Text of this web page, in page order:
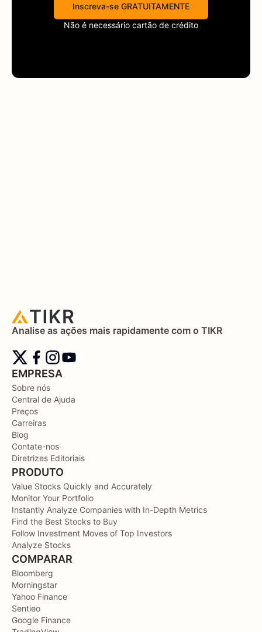
Inscreva-se GRATUITAMENTE
Não é necessário cartão de crédito
Analise as ações mais rapidamente com o TIKR
EMPRESA
Sobre nós
Central de Ajuda
Preços
Carreiras
Blog
Contate-nos
Diretrizes Editoriais
PRODUTO
Value Stocks Quickly and Accurately
Monitor Your Portfolio
Instantly Analyze Companies with In-Depth Metrics
Find the Best Stocks to Buy
Follow Investment Moves of Top Investors
Analyze Stocks
COMPARAR
Bloomberg
Morningstar
Yahoo Finance
Sentieo
Google Finance